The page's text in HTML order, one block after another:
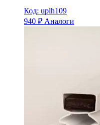
Код: uplh109
940 ₽ Аналоги